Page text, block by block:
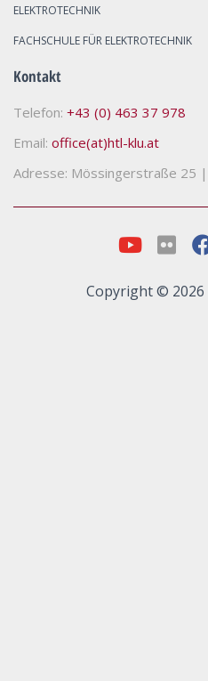
ELEKTROTECHNIK
FACHSCHULE FÜR ELEKTROTECHNIK
Kontakt
Telefon: +43 (0) 463 37 978
Email: office(at)htl-klu.at
Adresse: Mössingerstraße 25 |
Copyright © 2026